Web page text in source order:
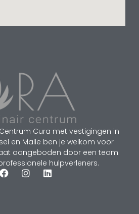
Cura met vestigingen in
en Malle ben je welkom voor
aangeboden door een team
hulpverleners.